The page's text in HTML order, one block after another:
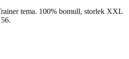
tema. 100% bomull, storlek XXL